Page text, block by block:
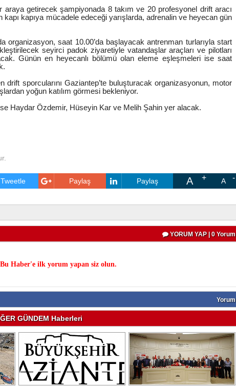
araya getirecek şampiyonada 8 takım ve 20 profesyonel drift aracı
kapı kapıya mücadele edeceği yarışlarda, adrenalin ve heyecan gün
organizasyon, saat 10.00’da başlayacak antrenman turlarıyla start
seyirci padok ziyaretiyle vatandaşlar araçları ve pilotları
Günün en heyecanlı bölümü olan eleme eşleşmeleri ise saat
drift sporcularını Gaziantep’te buluşturacak organizasyonun, motor
yoğun katılım görmesi bekleniyor.
Haydar Özdemir, Hüseyin Kar ve Melih Şahin yer alacak.
Tweetle Paylaş Paylaş A A
YORUM YAP | 0 Yorum
Haber'e ilk yorum yapan siz olun.
Yorum
GÜNDEM Haberleri